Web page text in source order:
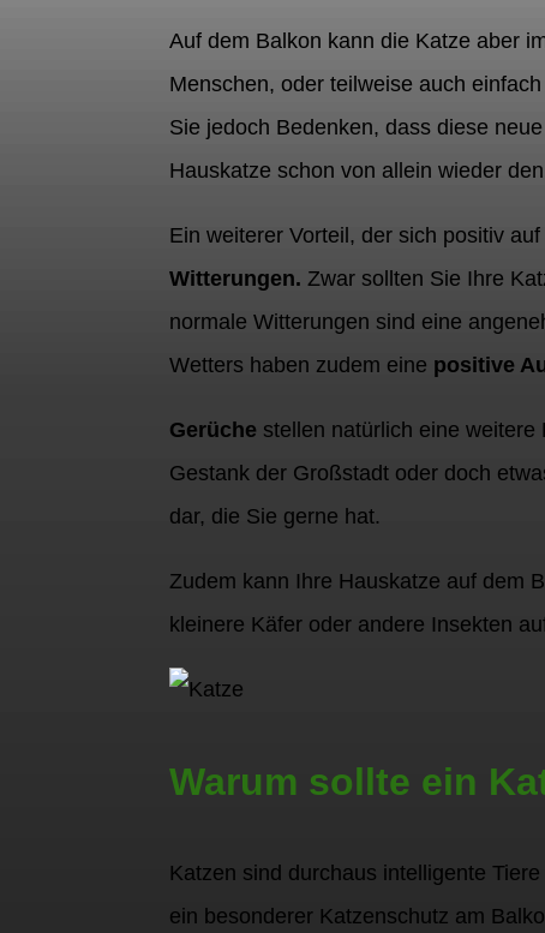
Auf dem Balkon kann die Katze aber
Menschen, oder teilweise auch
Sie jedoch Bedenken, dass diese
Hauskatze schon von allein wieder
Ein weiterer Vorteil, der sich positiv
Witterungen. Zwar sollten Sie Ihre
normale Witterungen sind eine
Wetters haben zudem eine positive
Gerüche stellen natürlich eine
Gestank der Großstadt oder doch
dar, die Sie gerne hat.
Zudem kann Ihre Hauskatze auf dem
kleinere Käfer oder andere Insekten
Warum sollte ein
Katzen sind durchaus intelligente Tiere
ein besonderer Katzenschutz am